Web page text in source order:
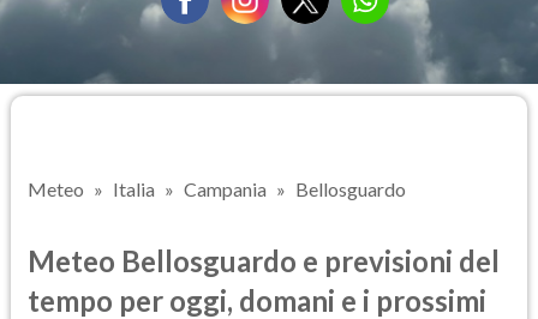
Meteo Italia Campania Bellosguardo
Meteo Bellosguardo e previsioni del
tempo per oggi, domani e i prossimi